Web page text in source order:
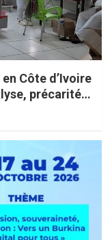
Côte d’Ivoire
précarité